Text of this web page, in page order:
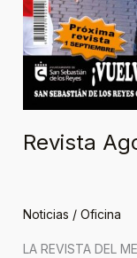
Revista
Noticias / Oficina
LA REVISTA DEL